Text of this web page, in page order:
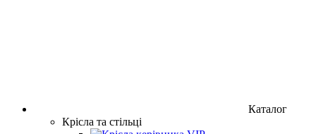
Каталог
Крісла та стільці